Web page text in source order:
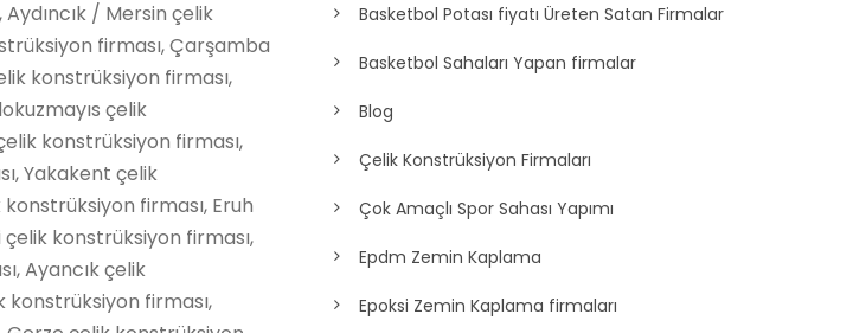
Basketbol Potası fiyatı Üreten Satan Firmalar
Basketbol Sahaları Yapan firmalar
Blog
Çelik Konstrüksiyon Firmaları
Çok Amaçlı Spor Sahası Yapımı
Epdm Zemin Kaplama
Epoksi Zemin Kaplama firmaları